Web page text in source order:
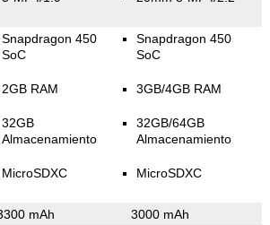
Snapdragon 450
SoC
2GB RAM
32GB
Almacenamiento
MicroSDXC
Snapdragon 450
SoC
3GB/4GB RAM
32GB/64GB
Almacenamiento
MicroSDXC
mAh 3000 mAh